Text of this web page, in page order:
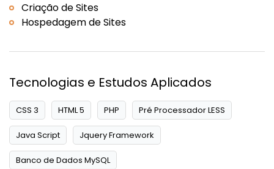
Criação de Sites
Hospedagem de Sites
Tecnologias e Estudos Aplicados
CSS 3 HTML 5 PHP Pré Processador LESS
Java Script Jquery Framework
Banco de Dados MySQL